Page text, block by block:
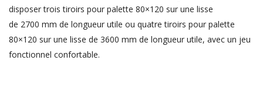
disposer trois tiroirs pour palette 80×120 sur une lisse
de 2700 mm de longueur utile ou quatre tiroirs pour palette
80×120 sur une lisse de 3600 mm de longueur utile, avec un jeu
fonctionnel confortable.